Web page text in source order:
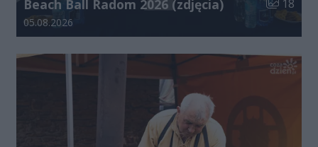
Beach Ball Radom 2026 (zdjęcia)
18
Data dodania galerii:
05.08.2026